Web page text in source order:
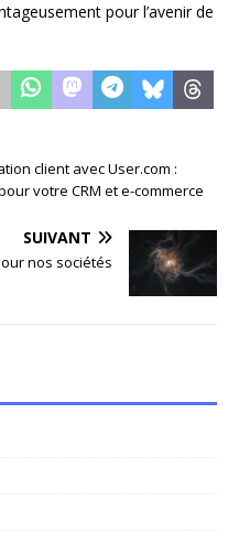
pour l’avenir de
client avec User.com :
votre CRM et e-commerce
SUIVANT
nos sociétés